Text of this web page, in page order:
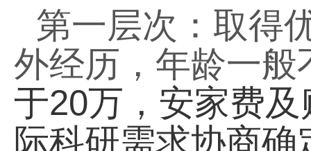
第一层次：取得
外经历，年龄一般
于20万，安家费
际科研需求协商